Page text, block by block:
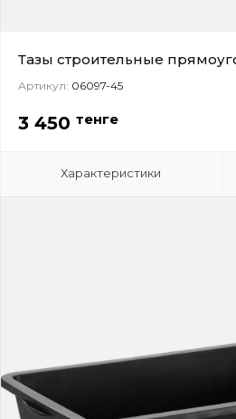
Тазы строительные
Артикул: 06097-45
3 450 тенге
Характеристики